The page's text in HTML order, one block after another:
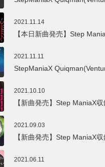
2021.11.14
【本日新曲発売】Step
2021.11.11
StepManiaX
2021.10.10
【新曲発売】Step ManiaX
2021.09.03
【新曲発売】Step ManiaX
2021.06.11